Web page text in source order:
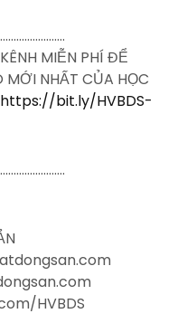
MIỄN PHÍ ĐỂ
NHẤT CỦA HỌC
https://bit.ly/HVBDS-
HVBDS